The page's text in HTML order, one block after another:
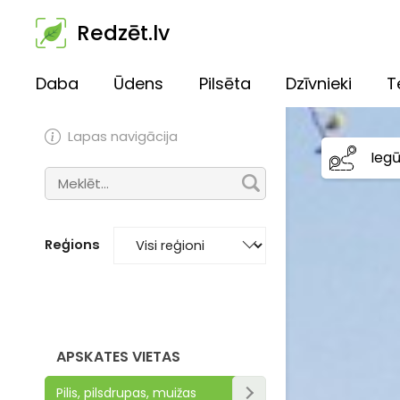
Redzēt.lv
Daba Ūdens Pilsēta Dzīvnieki
Lapas navigācija
Reģions
APSKATES VIETAS
Pilis, pilsdrupas, muižas